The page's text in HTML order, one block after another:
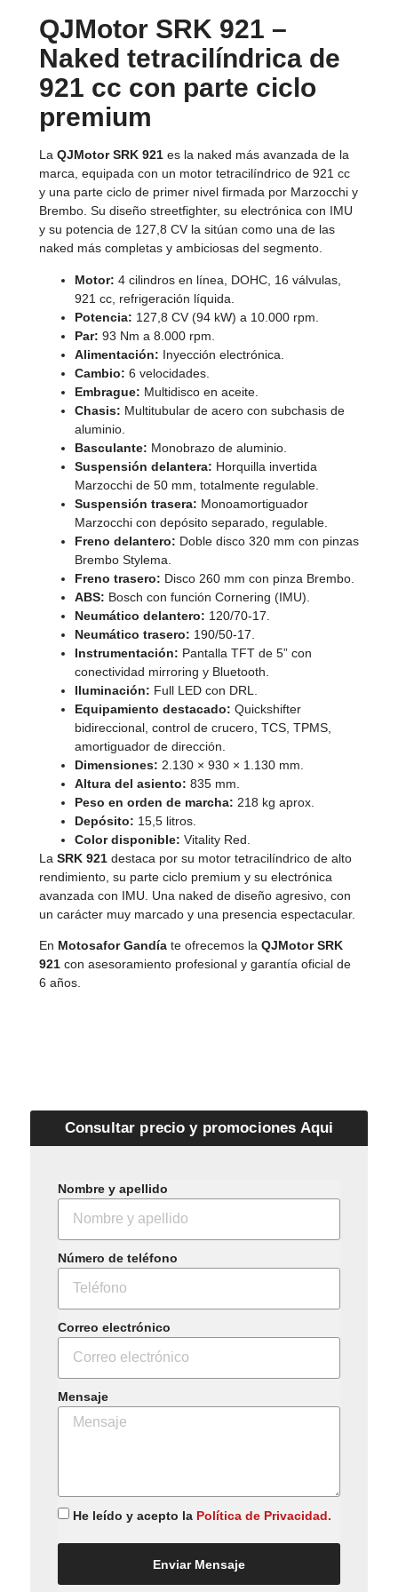
QJMotor SRK 921 –
Naked tetracilíndrica de
921 cc con parte ciclo
premium
La QJMotor SRK 921 es la naked más avanzada de la
marca, equipada con un motor tetracilíndrico de 921 cc
y una parte ciclo de primer nivel firmada por Marzocchi y
Brembo. Su diseño streetfighter, su electrónica con IMU
y su potencia de 127,8 CV la sitúan como una de las
naked más completas y ambiciosas del segmento.
Motor: 4 cilindros en línea, DOHC, 16 válvulas,
921 cc, refrigeración líquida.
Potencia: 127,8 CV (94 kW) a 10.000 rpm.
Par: 93 Nm a 8.000 rpm.
Alimentación: Inyección electrónica.
Cambio: 6 velocidades.
Embrague: Multidisco en aceite.
Chasis: Multitubular de acero con subchasis de
aluminio.
Basculante: Monobrazo de aluminio.
Suspensión delantera: Horquilla invertida
Marzocchi de 50 mm, totalmente regulable.
Suspensión trasera: Monoamortiguador
Marzocchi con depósito separado, regulable.
Freno delantero: Doble disco 320 mm con pinzas
Brembo Stylema.
Freno trasero: Disco 260 mm con pinza Brembo.
ABS: Bosch con función Cornering (IMU).
Neumático delantero: 120/70‑17.
Neumático trasero: 190/50‑17.
Instrumentación: Pantalla TFT de 5” con
conectividad mirroring y Bluetooth.
Iluminación: Full LED con DRL.
Equipamiento destacado: Quickshifter
bidireccional, control de crucero, TCS, TPMS,
amortiguador de dirección.
Dimensiones: 2.130 × 930 × 1.130 mm.
Altura del asiento: 835 mm.
Peso en orden de marcha: 218 kg aprox.
Depósito: 15,5 litros.
Color disponible: Vitality Red.
La SRK 921 destaca por su motor tetracilíndrico de alto
rendimiento, su parte ciclo premium y su electrónica
avanzada con IMU. Una naked de diseño agresivo, con
un carácter muy marcado y una presencia espectacular.
En Motosafor Gandía te ofrecemos la QJMotor SRK
921 con asesoramiento profesional y garantía oficial de
6 años.
Consultar precio y promociones Aqui
Nombre y apellido
Número de teléfono
Correo electrónico
Mensaje
He leído y acepto la Política de Privacidad.
Enviar Mensaje